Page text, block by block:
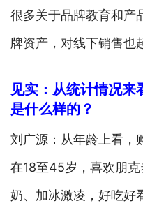
很多关于品牌教育和产
牌资产，对线下销售也
见实：从统计情况来
是什么样的？
刘广源：从年龄上看，
在18至45岁，喜欢朋
奶、加冰激凌，好吃好